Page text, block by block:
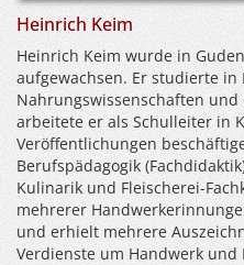
Heinrich Keim
Heinrich Keim wurde in
aufgewachsen. Er studierte
Nahrungswissenschaften und
arbeitete er als Schulleiter in
Veröffentlichungen
Berufspädagogik
Kulinarik und Fleischerei-
mehrerer
und erhielt mehrere
Verdienste um Handwerk und